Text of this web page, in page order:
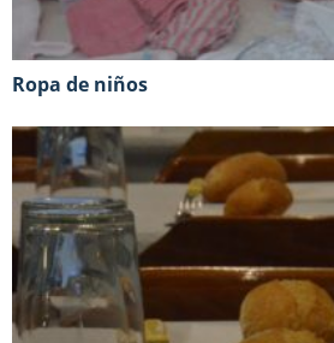
Ropa de niños